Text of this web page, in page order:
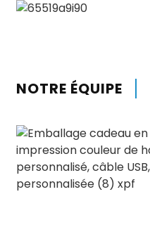
NOTRE ÉQUIPE